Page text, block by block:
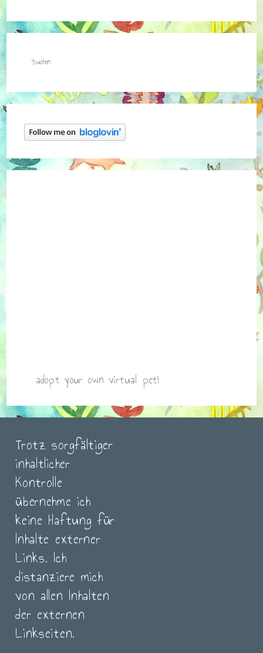
adopt your own virtual pet!
Trotz sorgfältiger
inhaltlicher
Kontrolle
übernehme ich
keine Haftung für
Inhalte externer
Links. Ich
distanziere mich
von allen Inhalten
der externen
Linkseiten.